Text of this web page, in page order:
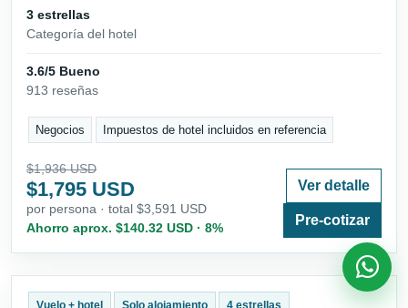
3 estrellas
Categoría del hotel
3.6/5 Bueno
913 reseñas
Negocios Impuestos de hotel incluidos en referencia
$1,936 USD
$1,795 USD
por persona · total $3,591 USD
Ahorro aprox. $140.32 USD · 8%
Ver detalle
Pre-cotizar
Vuelo + hotel Solo alojamiento 4 estrellas